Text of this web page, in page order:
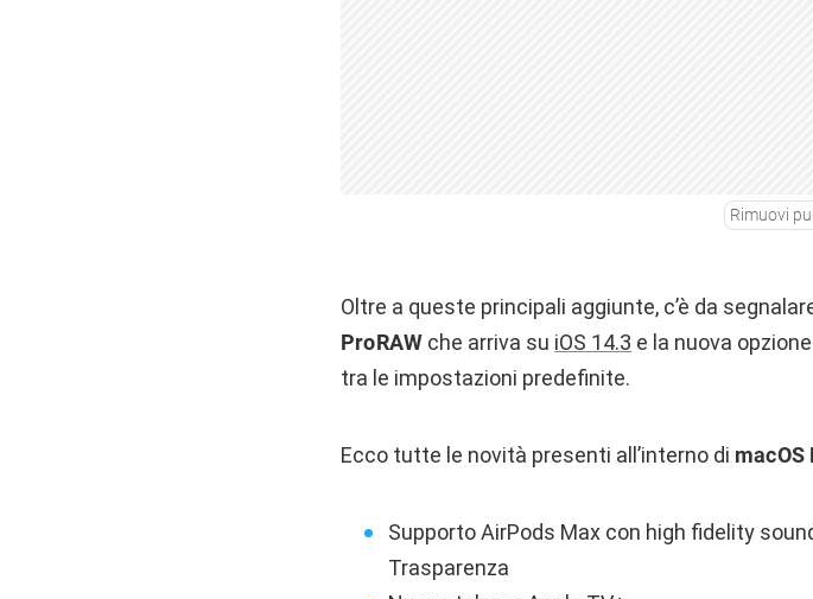
Rimuovi
Oltre a queste principali aggiunte, c’è da
ProRAW che arriva su iOS 14.3 e la nuova
tra le impostazioni predefinite.
Ecco tutte le novità presenti all’interno di macOS
Supporto AirPods Max con high fidelity
Trasparenza